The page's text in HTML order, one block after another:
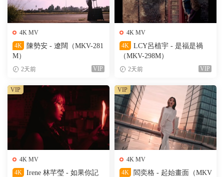
4K MV
4K
陳勢安 - 遼闊（MKV-281
M）
2天前 VIP
4K MV
4K
LCY呂植宇 - 是福是禍
（MKV-298M）
2天前 VIP
4K MV
4K
Irene 林芊瑩 - 如果你記
VIP
4K MV
4K
閻奕格 - 起始畫面（MKV
VIP